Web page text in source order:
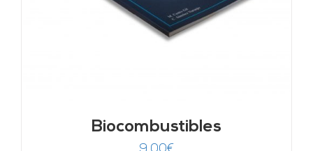
Biocombustibles